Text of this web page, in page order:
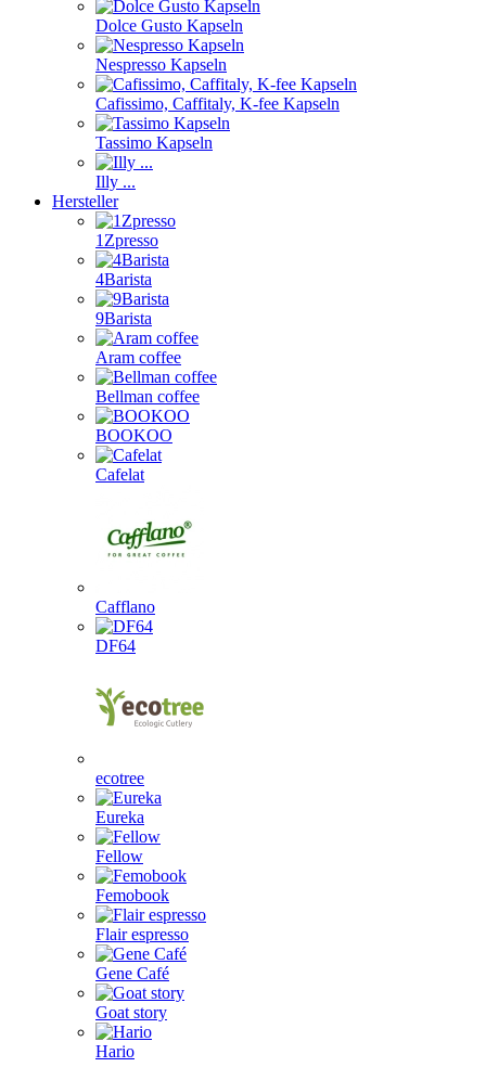
Dolce Gusto Kapseln
Nespresso Kapseln
Cafissimo, Caffitaly, K-fee Kapseln
Tassimo Kapseln
Illy ...
Hersteller
1Zpresso
4Barista
9Barista
Aram coffee
Bellman coffee
BOOKOO
Cafelat
Cafflano
DF64
ecotree
Eureka
Fellow
Femobook
Flair espresso
Gene Café
Goat story
Hario